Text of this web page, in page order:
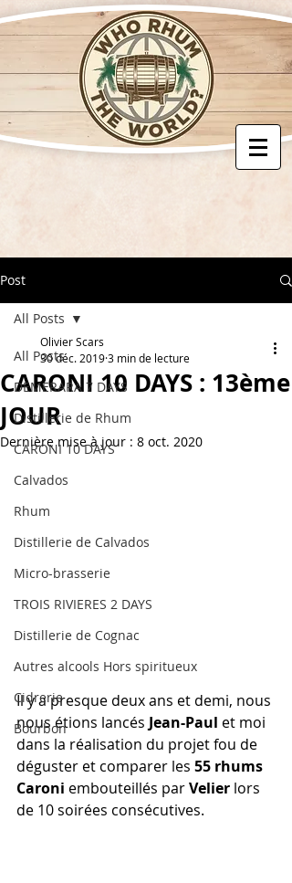
Post
All Posts
DEMERARA 7 DAYS
Distillerie de Rhum
CARONI 10 DAYS
Calvados
Rhum
Distillerie de Calvados
Micro-brasserie
TROIS RIVIERES 2 DAYS
Distillerie de Cognac
Autres alcools Hors spiritueux
Cidrerie
Bourbon
All Posts
CARONI 10 DAYS : 13ème
JOUR
Olivier Scars
30 déc. 20193 min de lecture
Dernière mise à jour : 8 oct. 2020
Il y a presque deux ans et demi, nous
nous étions lancés Jean-Paul et moi
dans la réalisation du projet fou de
déguster et comparer les 55 rhums
Caroni embouteillés par Velier lors
de 10 soirées consécutives.